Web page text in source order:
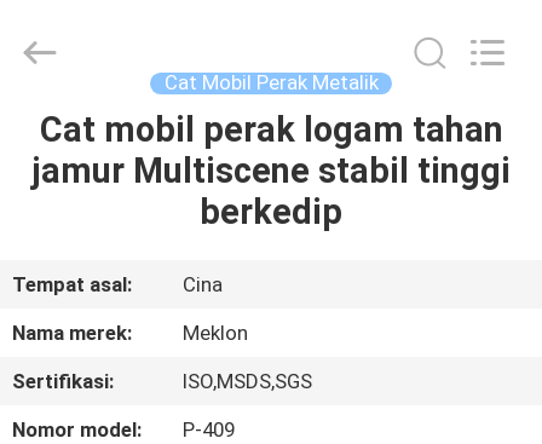
RUMAH
VIDEO
KITA
Technology
Reserved.
Cat Mobil Perak Metalik
Cat mobil perak logam tahan
jamur Multiscene stabil tinggi
berkedip
Tempat asal:
Cina
Nama merek:
Meklon
Sertifikasi:
ISO,MSDS,SGS
Nomor model:
P-409